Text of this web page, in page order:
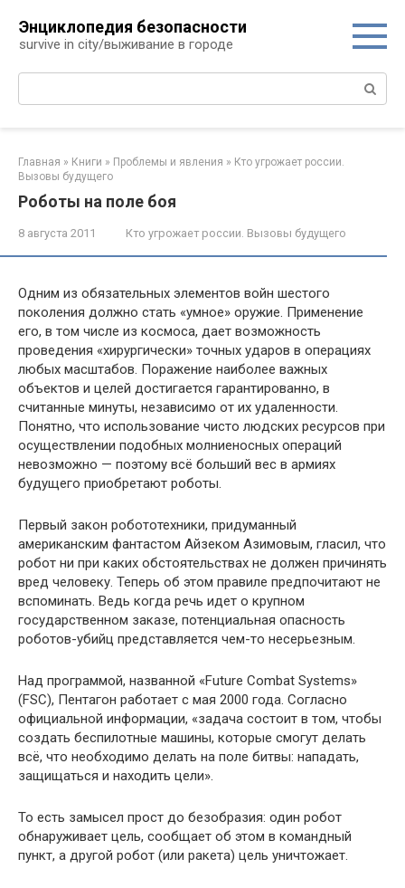
контенту
Энциклопедия безопасности
survive in city/выживание в городе
Поиск:
Главная » Книги » Проблемы и явления » Кто угрожает россии.
Вызовы будущего
Роботы на поле боя
8 августа 2011 Кто угрожает россии. Вызовы будущего
Одним из обязательных элементов войн шестого
поколения должно стать «умное» оружие. Применение
его, в том числе из космоса, дает возможность
проведения «хирургически» точных ударов в операциях
любых масштабов. Поражение наиболее важных
объектов и целей достигается гарантированно, в
считанные минуты, независимо от их удаленности.
Понятно, что использование чисто людских ресурсов при
осуществлении подобных молниеносных операций
невозможно — поэтому всё больший вес в армиях
будущего приобретают роботы.
Первый закон робототехники, придуманный
американским фантастом Айзеком Азимовым, гласил, что
робот ни при каких обстоятельствах не должен причинять
вред человеку. Теперь об этом правиле предпочитают не
вспоминать. Ведь когда речь идет о крупном
государственном заказе, потенциальная опасность
роботов-убийц представляется чем-то несерьезным.
Над программой, названной «Future Combat Systems»
(FSC), Пентагон работает с мая 2000 года. Согласно
официальной информации, «задача состоит в том, чтобы
создать беспилотные машины, которые смогут делать
всё, что необходимо делать на поле битвы: нападать,
защищаться и находить цели».
То есть замысел прост до безобразия: один робот
обнаруживает цель, сообщает об этом в командный
пункт, а другой робот (или ракета) цель уничтожает.